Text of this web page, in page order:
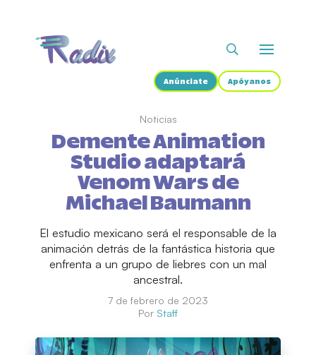
Anúnciate Apóyanos
Noticias
Demente Animation
Studio adaptará
Venom Wars de
Michael Baumann
El estudio mexicano será el responsable de la
animación detrás de la fantástica historia que
enfrenta a un grupo de liebres con un mal
ancestral.
7 de febrero de 2023
Por Staff